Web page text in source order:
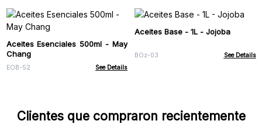
Aceites Esenciales 500ml - May
Chang
EOB-52 See Details
Aceites Base - 1L - Jojoba
BOz-03 See Details
Clientes que compraron recientemente